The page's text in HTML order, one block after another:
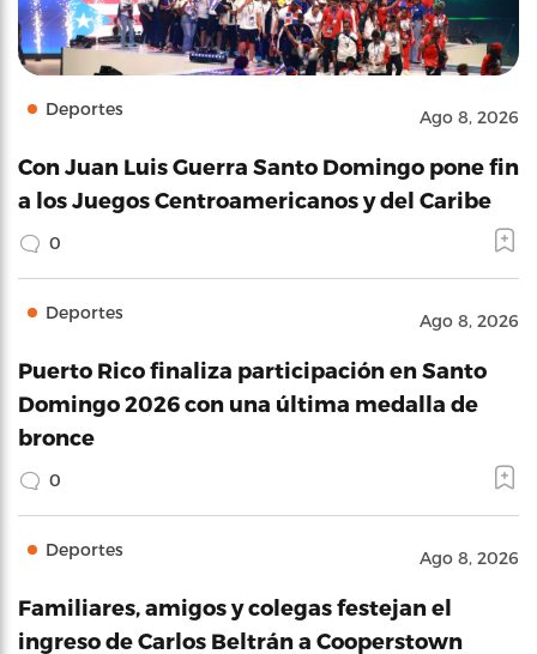
Deportes Ago 8, 2026
Con Juan Luis Guerra Santo Domingo pone fin
a los Juegos Centroamericanos y del Caribe
0
Deportes Ago 8, 2026
Puerto Rico finaliza participación en Santo
Domingo 2026 con una última medalla de
bronce
0
Deportes Ago 8, 2026
Familiares, amigos y colegas festejan el
ingreso de Carlos Beltrán a Cooperstown